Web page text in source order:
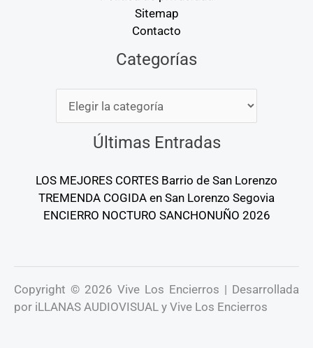
Sitemap
Contacto
Categorías
Últimas Entradas
LOS MEJORES CORTES Barrio de San Lorenzo
TREMENDA COGIDA en San Lorenzo Segovia
ENCIERRO NOCTURO SANCHONUÑO 2026
Copyright © 2026 Vive Los Encierros | Desarrollada
por iLLANAS AUDIOVISUAL y Vive Los Encierros